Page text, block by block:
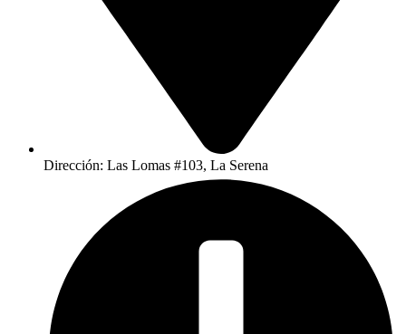
Dirección: Las Lomas #103, La Serena